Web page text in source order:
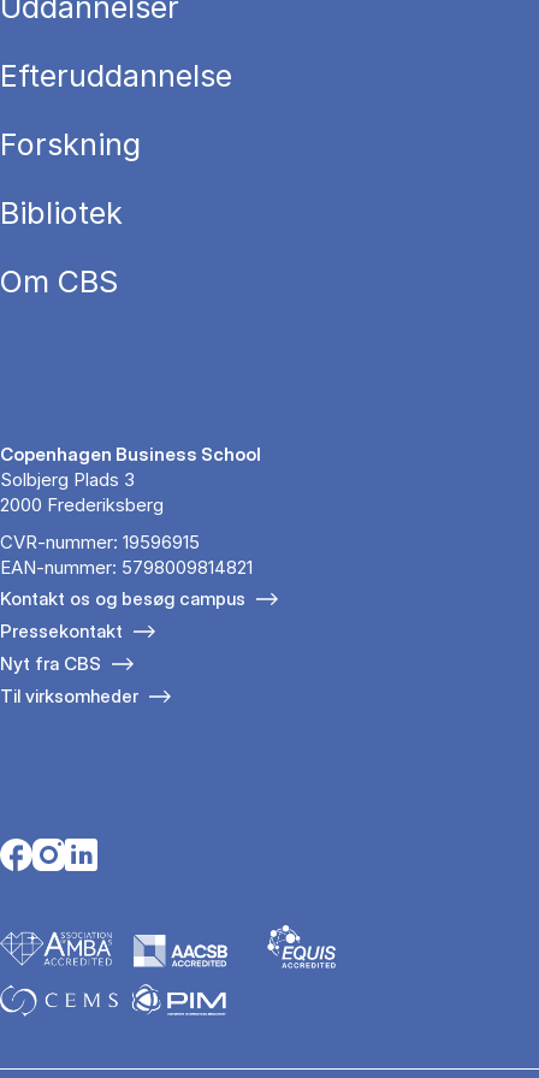
Uddannelser
Efteruddannelse
Forskning
Bibliotek
Om CBS
Copenhagen Business School
Solbjerg Plads 3
2000 Frederiksberg
CVR-nummer: 19596915
EAN-nummer: 5798009814821
Kontakt os og besøg campus
Pressekontakt
Nyt fra CBS
Til virksomheder
Opens in a new tab
Opens in a new tab
Opens in a new tab